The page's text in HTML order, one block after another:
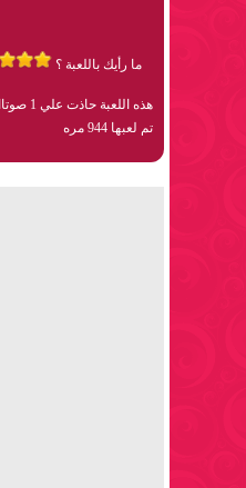
ما رأيك باللعبة ؟
هذه اللعبة حاذت علي 1 صوتا
تم لعبها 944 مره